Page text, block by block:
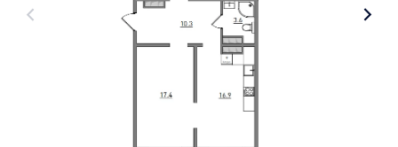
Вакансии
Офисы продаж